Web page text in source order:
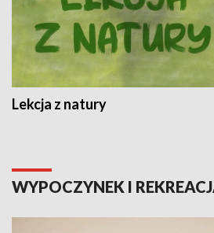
Lekcja z natury
WYPOCZYNEK I